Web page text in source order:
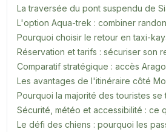
La traversée du pont suspendu de
L'option Aqua-trek : combiner
Pourquoi choisir le retour en taxi-
Réservation et tarifs : sécuriser son
Comparatif stratégique : accès
Les avantages de l'itinéraire côté
Pourquoi la majorité des touristes
Sécurité, météo et accessibilité : ce
Le défi des chiens : pourquoi les